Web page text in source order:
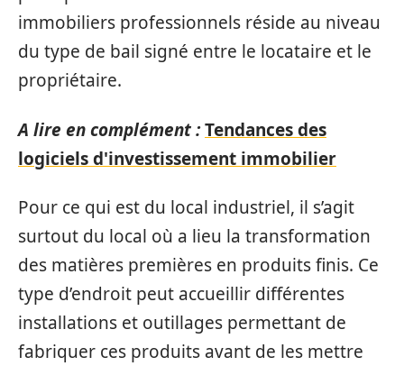
immobiliers professionnels réside au niveau
du type de bail signé entre le locataire et le
propriétaire.
A lire en complément :Tendances des
logiciels d'investissement immobilier
Pour ce qui est du local industriel, il s’agit
surtout du local où a lieu la transformation
des matières premières en produits finis. Ce
type d’endroit peut accueillir différentes
installations et outillages permettant de
fabriquer ces produits avant de les mettre